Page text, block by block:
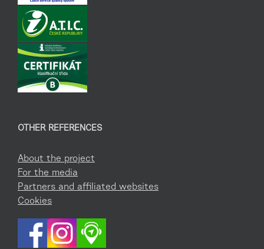
OTHER REFERENCES
About the project
For the media
Partners and affiliated websites
Cookies